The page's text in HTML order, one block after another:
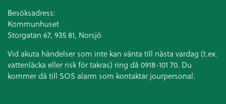
Besöksadress:
Kommunhuset
Storgatan 67, 935 81, Norsjö
Vid akuta händelser som inte kan vänta till nästa vardag (t.ex.
vattenläcka eller risk för takras) ring då 0918-101 70. Du
kommer då till SOS alarm som kontaktar jourpersonal.